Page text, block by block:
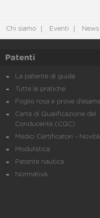
Chi siamo Eventi
Patenti
La patente di guida
Tutte le pratiche
Foglio rosa e prove
Carta di Qualificazione del
Conducente (CQC)
Medici Certificatori - Novità
Modulistica
Patente nautica
Normativa